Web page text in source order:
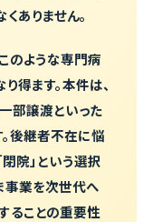
ありません。
のような専門病
得ます。本件は、
部譲渡といった
後継者不在に悩
院」という選択
事業を次世代へ
ることの重要性